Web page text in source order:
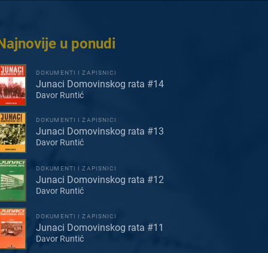
u ponudi
DOKUMENTI I ZAPISNICI
Junaci Domovinskog rata #14
Davor Runtić
DOKUMENTI I ZAPISNICI
Junaci Domovinskog rata #13
Davor Runtić
DOKUMENTI I ZAPISNICI
Junaci Domovinskog rata #12
Davor Runtić
DOKUMENTI I ZAPISNICI
Junaci Domovinskog rata #11
Davor Runtić